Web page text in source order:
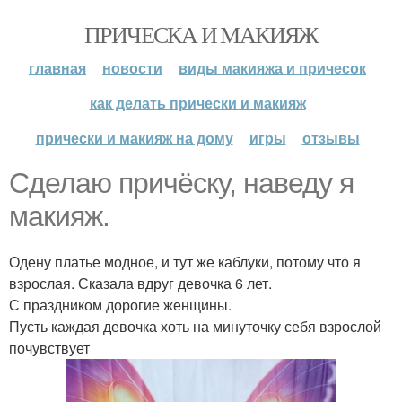
ПРИЧЕСКА И МАКИЯЖ
главная новости
виды макияжа и причесок
как делать прически и макияж
прически и макияж на дому
игры отзывы
Сделаю причёску, наведу я
макияж.
Одену платье модное, и тут же каблуки, потому что я
взрослая. Сказала вдруг девочка 6 лет.
С праздником дорогие женщины.
Пусть каждая девочка хоть на минуточку себя взрослой
почувствует